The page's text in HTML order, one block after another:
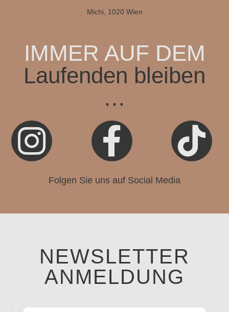
Michi, 1020 Wien
IMMER AUF DEM
Laufenden bleiben
…
  
Folgen Sie uns auf Social Media
NEWSLETTER
ANMELDUNG